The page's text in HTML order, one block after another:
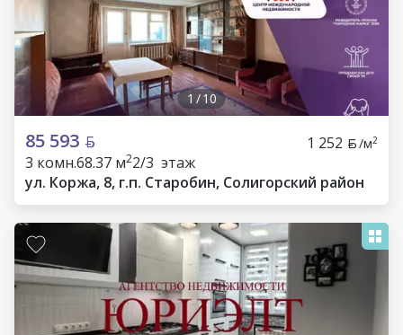
1 /10
85 593 1 252 /м2
3 комн.68.37 м22/3 этаж
ул. Коржа, 8, г.п. Старобин, Солигорский район